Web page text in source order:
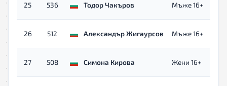
25 536 Тодор Чакъров Мъже 16+
26 512 Александър Жигаурсов Мъже 16+
27 508 Симона Кирова Жени 16+